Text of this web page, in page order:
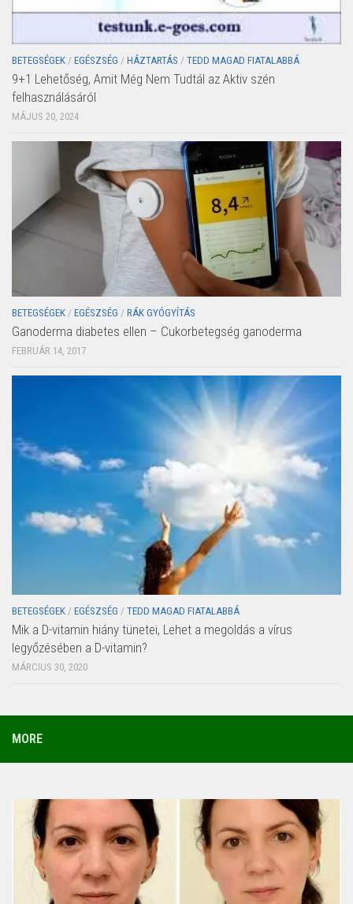
BETEGSÉGEK / EGÉSZSÉG / HÁZTARTÁS / TEDD MAGAD FIATALABBÁ
9+1 Lehetőség, Amit Még Nem Tudtál az Aktiv szén
felhasználásáról
MÁJUS 20, 2024
BETEGSÉGEK / EGÉSZSÉG / RÁK GYÓGYÍTÁS
Ganoderma diabetes ellen – Cukorbetegség ganoderma
FEBRUÁR 14, 2017
BETEGSÉGEK / EGÉSZSÉG / TEDD MAGAD FIATALABBÁ
Mik a D-vitamin hiány tünetei, Lehet a megoldás a vírus
legyőzésében a D-vitamin?
MÁRCIUS 30, 2020
MORE